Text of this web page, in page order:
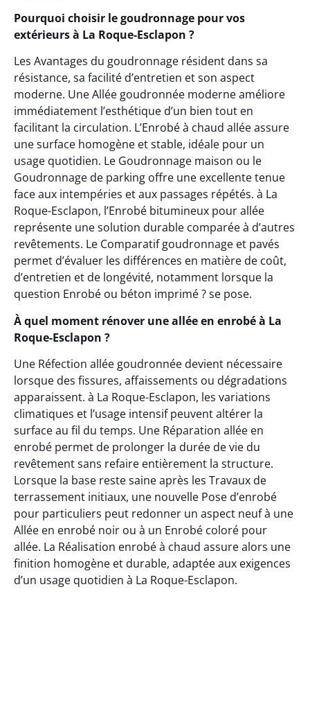
Pourquoi choisir le goudronnage pour vos
extérieurs à La Roque-Esclapon ?
Les Avantages du goudronnage résident dans sa
résistance, sa facilité d’entretien et son aspect
moderne. Une Allée goudronnée moderne améliore
immédiatement l’esthétique d’un bien tout en
facilitant la circulation. L’Enrobé à chaud allée assure
une surface homogène et stable, idéale pour un
usage quotidien. Le Goudronnage maison ou le
Goudronnage de parking offre une excellente tenue
face aux intempéries et aux passages répétés. à La
Roque-Esclapon, l’Enrobé bitumineux pour allée
représente une solution durable comparée à d’autres
revêtements. Le Comparatif goudronnage et pavés
permet d’évaluer les différences en matière de coût,
d’entretien et de longévité, notamment lorsque la
question Enrobé ou béton imprimé ? se pose.
À quel moment rénover une allée en enrobé à La
Roque-Esclapon ?
Une Réfection allée goudronnée devient nécessaire
lorsque des fissures, affaissements ou dégradations
apparaissent. à La Roque-Esclapon, les variations
climatiques et l’usage intensif peuvent altérer la
surface au fil du temps. Une Réparation allée en
enrobé permet de prolonger la durée de vie du
revêtement sans refaire entièrement la structure.
Lorsque la base reste saine après les Travaux de
terrassement initiaux, une nouvelle Pose d’enrobé
pour particuliers peut redonner un aspect neuf à une
Allée en enrobé noir ou à un Enrobé coloré pour
allée. La Réalisation enrobé à chaud assure alors une
finition homogène et durable, adaptée aux exigences
d’un usage quotidien à La Roque-Esclapon.